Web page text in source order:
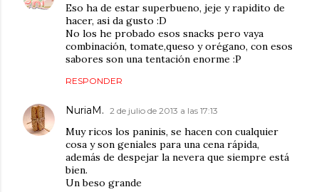
Eso ha de estar superbueno, jeje y rapidito de
hacer, asi da gusto :D
No los he probado esos snacks pero vaya
combinación, tomate,queso y orégano, con esos
sabores son una tentación enorme :P
RESPONDER
NuriaM. 2 de julio de 2013 a las 17:13
Muy ricos los paninis, se hacen con cualquier
cosa y son geniales para una cena rápida,
además de despejar la nevera que siempre está
bien.
Un beso grande